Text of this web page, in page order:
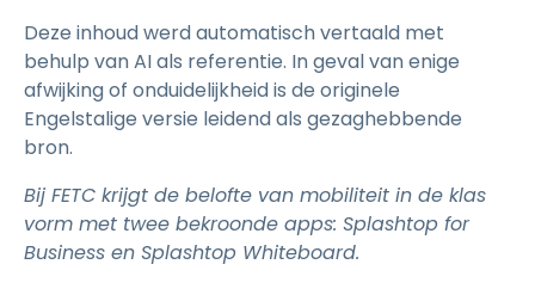
Deze inhoud werd automatisch vertaald met
behulp van AI als referentie. In geval van enige
afwijking of onduidelijkheid is de originele
Engelstalige versie leidend als gezaghebbende
bron.
Bij FETC krijgt de belofte van mobiliteit in de klas
vorm met twee bekroonde apps: Splashtop for
Business en Splashtop Whiteboard.